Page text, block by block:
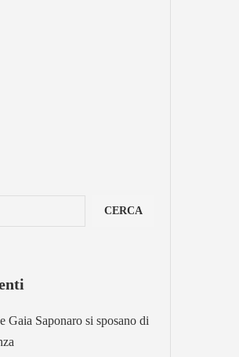
CERCA
Gaia Saponaro si sposano di